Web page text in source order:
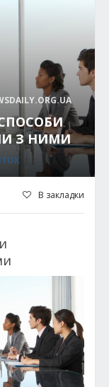
З НИМИ
В закладки